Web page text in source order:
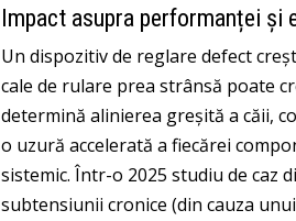
Impact asupra performanței și
Un dispozitiv de reglare defect
cale de rulare prea strânsă poate
determină alinierea greșită a căii,
o uzură accelerată a fiecărei
sistemic. Într-o 2025 studiu de caz
subtensiunii cronice (din cauza